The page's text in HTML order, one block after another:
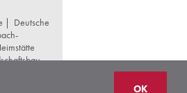
OK
| Deutsche